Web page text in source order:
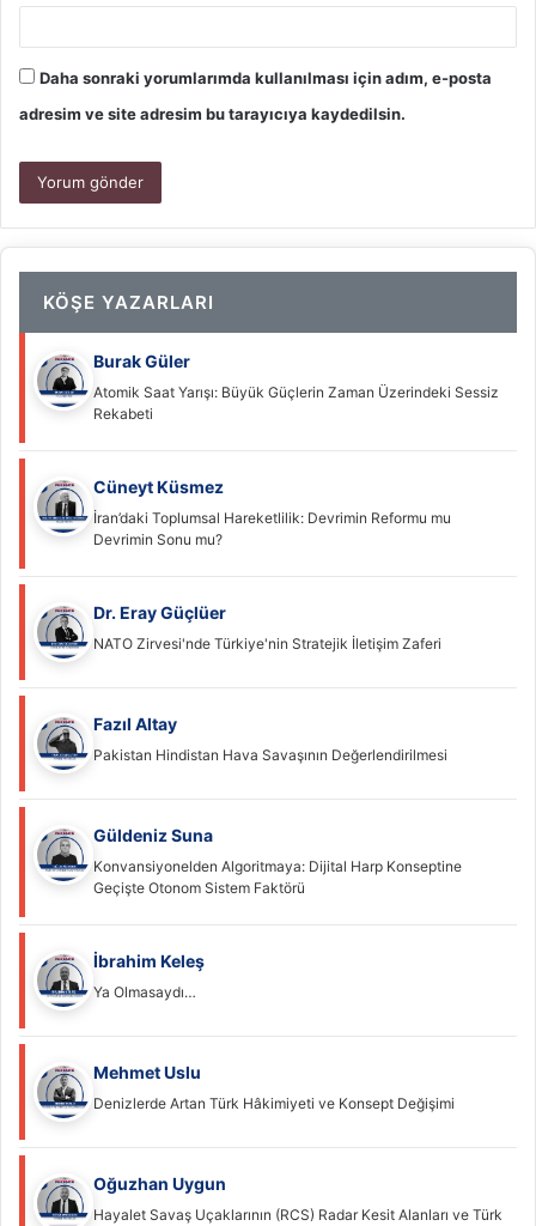
Daha sonraki yorumlarımda kullanılması için adım, e-posta
adresim ve site adresim bu tarayıcıya kaydedilsin.
KÖŞE YAZARLARI
Burak Güler
Atomik Saat Yarışı: Büyük Güçlerin Zaman Üzerindeki Sessiz
Rekabeti
Cüneyt Küsmez
İran’daki Toplumsal Hareketlilik: Devrimin Reformu mu
Devrimin Sonu mu?
Dr. Eray Güçlüer
NATO Zirvesi'nde Türkiye'nin Stratejik İletişim Zaferi
Fazıl Altay
Pakistan Hindistan Hava Savaşının Değerlendirilmesi
Güldeniz Suna
Konvansiyonelden Algoritmaya: Dijital Harp Konseptine
Geçişte Otonom Sistem Faktörü
İbrahim Keleş
Ya Olmasaydı…
Mehmet Uslu
Denizlerde Artan Türk Hâkimiyeti ve Konsept Değişimi
Oğuzhan Uygun
Hayalet Savaş Uçaklarının (RCS) Radar Kesit Alanları ve Türk